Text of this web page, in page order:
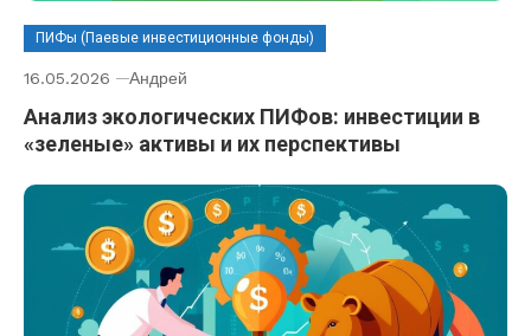
ПИФы (Паевые инвестиционные фонды)
16.05.2026 Андрей
Анализ экологических ПИФов: инвестиции в
«зеленые» активы и их перспективы